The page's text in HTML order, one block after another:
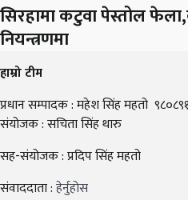
सिरहामा कटुवा पेस्तोल
नियन्त्रणमा
हाम्रो टीम
प्रधान सम्पादक : महेश सिंह महतो
संयोजक : सचिता सिंह थारु
सह-संयोजक : प्रदिप सिंह महतो
संवाददाता :हेर्नुहोस